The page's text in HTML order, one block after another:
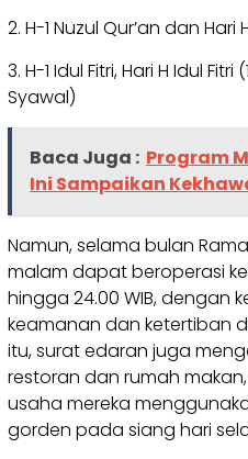
2. H-1 Nuzul Qur’an dan Hari
3. H-1 Idul Fitri, Hari H Idul
Syawal)
Baca Juga : Program
Ini Sampaikan
Namun, selama bulan
malam dapat beroperasi
hingga 24.00 WIB, dengan
keamanan dan ketertiban
itu, surat edaran juga
restoran dan rumah
usaha mereka
gorden pada siang hari